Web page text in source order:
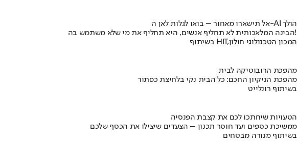
אל תישארו מאחור – בואו לגלות לאן ה-AI הולך
הבינה המלאכותית לא תחליף אנשים, היא תחליף את מי שלא משתמש בה!
בשיתוף HIT,המכון הטכנולוגי חולון
מהפכת הרובוטיקה לבית
מהפכת הניקיון החכם: כל הבית נקי בלחיצת כפתור
בשיתוף רונלייט
הטעויות שיחתכו לכם את קצבת הפנסיה
ממשיכת כספים ועד חוסר תכנון – הצעדים שיצילו את הכסף שלכם
בשיתוף מנורה מבטחים